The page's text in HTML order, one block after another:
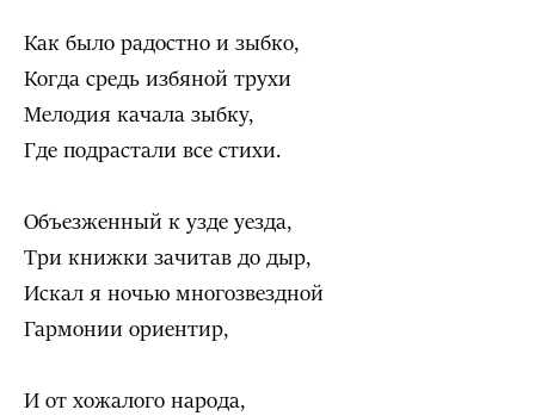
Как было радостно и зыбко,
Когда средь избяной трухи
Мелодия качала зыбку,
Где подрастали все стихи.
Объезженный к узде уезда,
Три книжки зачитав до дыр,
Искал я ночью многозвездной
Гармонии ориентир,
И от хожалого народа,